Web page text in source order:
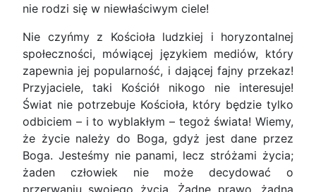
nie rodzi się w niewłaściwym ciele!
Nie czyńmy z Kościoła ludzkiej i horyzontalnej
społeczności, mówiącej językiem mediów, który
zapewnia jej popularność, i dającej fajny przekaz!
Przyjaciele, taki Kościół nikogo nie interesuje!
Świat nie potrzebuje Kościoła, który będzie tylko
odbiciem – i to wyblakłym – tegoż świata! Wiemy,
że życie należy do Boga, gdyż jest dane przez
Boga. Jesteśmy nie panami, lecz stróżami życia;
żaden człowiek nie może decydować o